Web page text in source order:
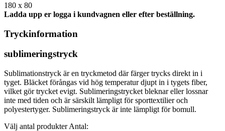
180 x 80
Ladda upp er logga i kundvagnen eller efter beställning.
Tryckinformation
sublimeringstryck
Sublimationstryck är en tryckmetod där färger trycks direkt in i
tyget. Bläcket förångas vid hög temperatur djupt in i tygets fiber,
vilket gör trycket evigt. Sublimeringstrycket bleknar eller lossnar
inte med tiden och är särskilt lämpligt för sporttextilier och
polyestertyger. Sublimeringstryck är inte lämpligt för bomull.
Välj antal produkter Antal: